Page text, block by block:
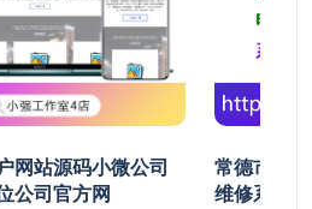
网站源码小微公司
公司官方网
常德市鼎
维修系统